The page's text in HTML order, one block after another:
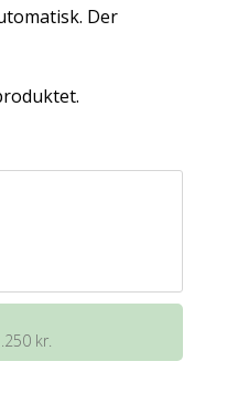
Der
kr.